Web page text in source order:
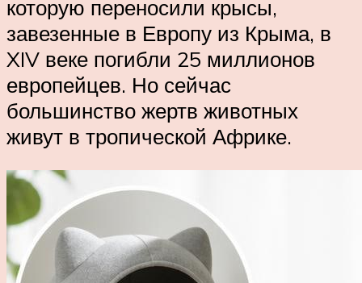
которую переносили крысы,
завезенные в Европу из Крыма, в
XIV веке погибли 25 миллионов
европейцев. Но сейчас
большинство жертв животных
живут в тропической Африке.